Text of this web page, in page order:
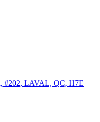
#202, LAVAL, QC, H7E